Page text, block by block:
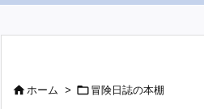
ホーム >  冒険日誌の本棚